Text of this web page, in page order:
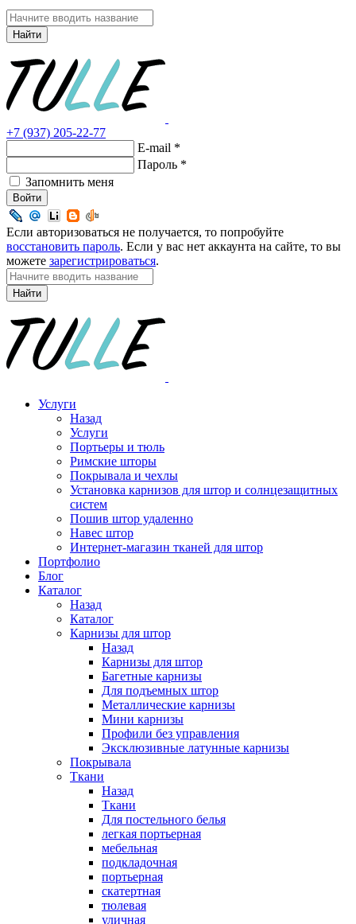
Найти
+7 (937) 205-22-77
E-mail *
Пароль *
Запомнить меня
Войти
Если авторизоваться не получается, то попробуйте
восстановить пароль. Если у вас нет аккаунта на сайте, то вы
можете зарегистрироваться.
Найти
Услуги
Назад
Услуги
Портьеры и тюль
Римские шторы
Покрывала и чехлы
Установка карнизов для штор и солнцезащитных
систем
Пошив штор удаленно
Навес штор
Интернет-магазин тканей для штор
Портфолио
Блог
Каталог
Назад
Каталог
Карнизы для штор
Назад
Карнизы для штор
Багетные карнизы
Для подъемных штор
Металлические карнизы
Мини карнизы
Профили без управления
Эксклюзивные латунные карнизы
Покрывала
Ткани
Назад
Ткани
Для постельного белья
легкая портьерная
мебельная
подкладочная
портьерная
скатертная
тюлевая
уличная